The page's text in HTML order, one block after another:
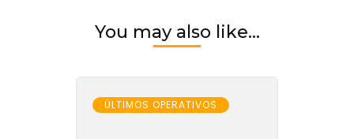
You may also like...
ÚLTIMOS OPERATIVOS